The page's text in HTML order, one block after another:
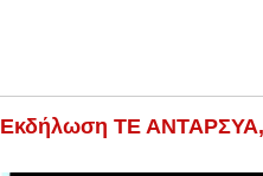
Εκδήλωση ΤΕ ΑΝΤΑΡΣΥΑ,